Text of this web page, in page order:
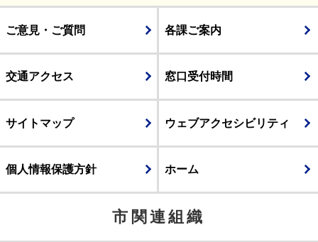
ご意見・ご質問 各課ご案内
交通アクセス 窓口受付時間
サイトマップ ウェブアクセシビリティ
個人情報保護方針 ホーム
市関連組織